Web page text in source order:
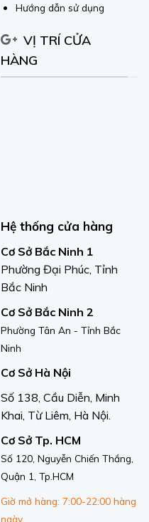
Hướng dẫn sử dụng
VỊ TRÍ CỬA
HÀNG
Hệ thống cửa hàng
Cơ Sở Bắc Ninh 1
Phường Đại Phúc, Tỉnh
Bắc Ninh
Cơ Sở Bắc Ninh 2
Phường Tân An - Tỉnh Bắc
Ninh
Cơ Sở Hà Nội
Số 138, Cầu Diễn, Minh
Khai, Từ Liêm, Hà Nội.
Cơ Sở Tp. HCM
Số 120, Nguyễn Chiến Thắng,
Quận 1, Tp.HCM
Giờ mở hàng: 7:00-22:00 hàng
ngày